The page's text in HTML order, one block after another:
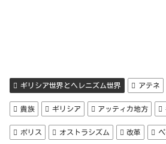
ギリシア世界とヘレニズム世界 アテネ
貴族 ギリシア アッティカ地方
ポリス オストラシズム 改革